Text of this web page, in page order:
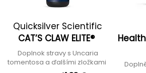
Quicksilver Scientific
CAT’S CLAW ELITE®
Doplnok stravy s Uncaria
tomentosa a ďalšími zložkami
Health